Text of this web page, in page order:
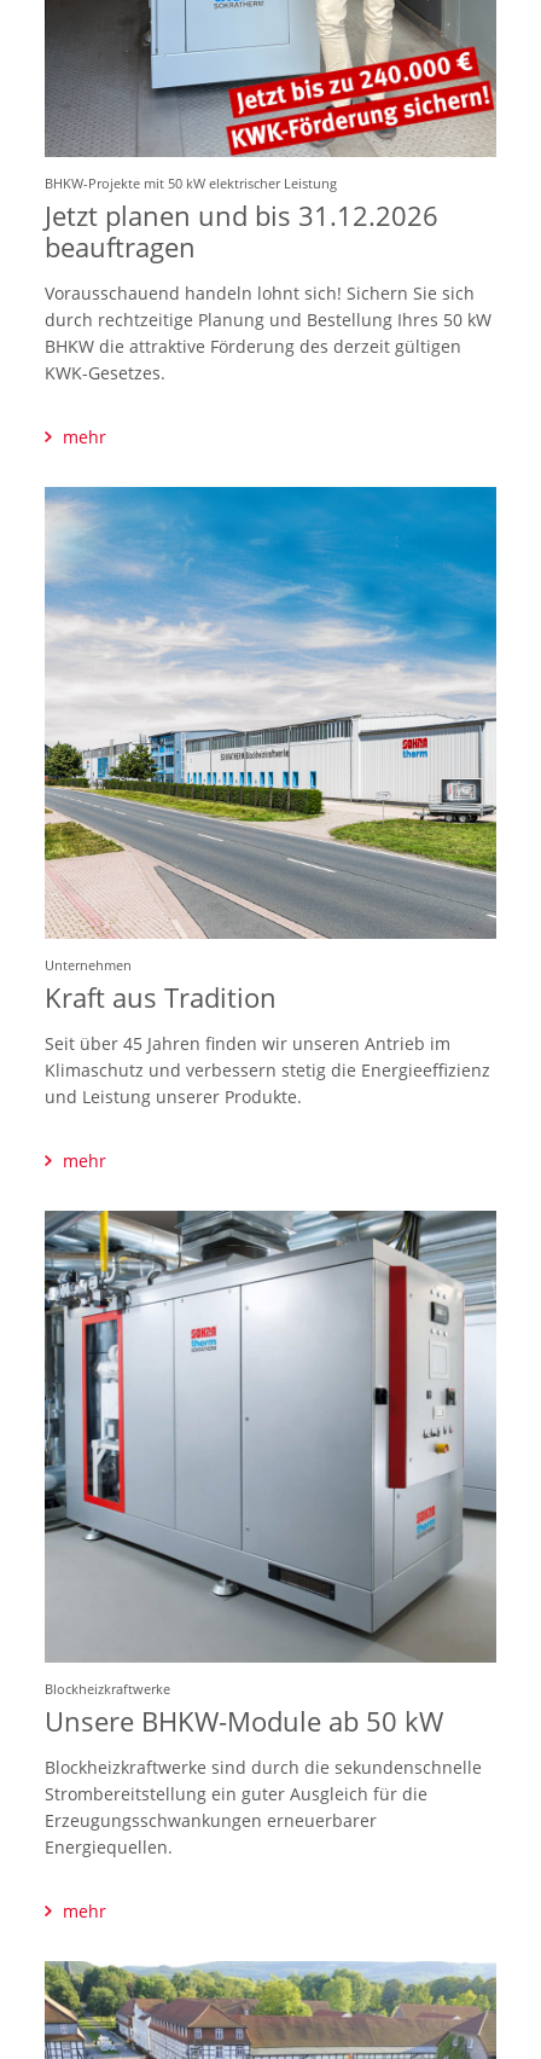
BHKW-Projekte mit 50 kW elektrischer Leistung
Jetzt planen und bis 31.12.2026
beauftragen
Vorausschauend handeln lohnt sich! Sichern Sie sich
durch rechtzeitige Planung und Bestellung Ihres 50 kW
BHKW die attraktive Förderung des derzeit gültigen
KWK-Gesetzes.
mehr
Unternehmen
Kraft aus Tradition
Seit über 45 Jahren finden wir unseren Antrieb im
Klimaschutz und verbessern stetig die Energieeffizienz
und Leistung unserer Produkte.
mehr
Blockheizkraftwerke
Unsere BHKW-Module ab 50 kW
Blockheizkraftwerke sind durch die sekundenschnelle
Strombereitstellung ein guter Ausgleich für die
Erzeugungsschwankungen erneuerbarer
Energiequellen.
mehr